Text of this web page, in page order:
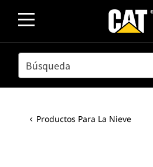
SEARCH
Productos Para La Nieve